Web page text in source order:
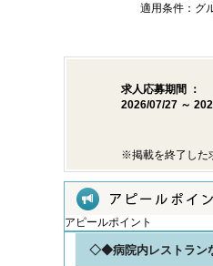
適用条件：グ
求人応募期間 ：
2026/07/27 ～
※掲載を終了した
アピールポイント
◇◆病院内レストラン